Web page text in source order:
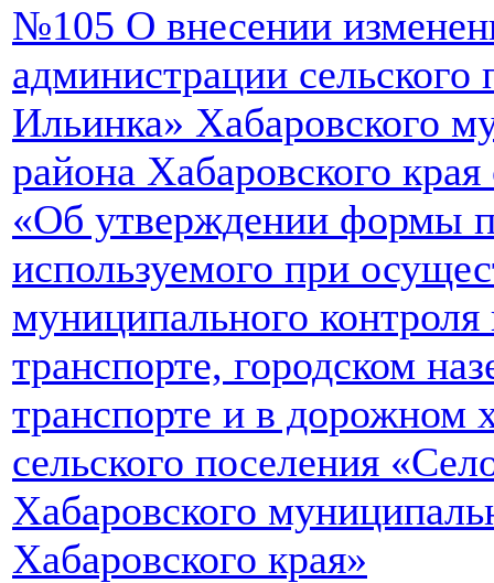
№105 О внесении
администрации сельского
Ильинка» Хабаровского
района Хабаровского
«Об утверждении формы
используемого при
муниципального
транспорте, городском
транспорте и в дорожном
сельского поселения
Хабаровского
Хабаровского края»